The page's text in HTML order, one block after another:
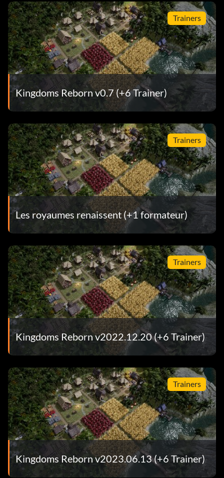
Trainers
Kingdoms Reborn v0.7 (+6 Trainer)
Trainers
Les royaumes renaissent (+1 formateur)
Trainers
Kingdoms Reborn v2022.12.20 (+6 Trainer)
Trainers
Kingdoms Reborn v2023.06.13 (+6 Trainer)